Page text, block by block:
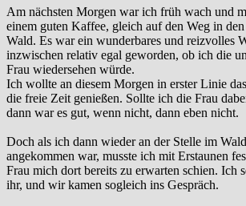
Am nächsten Morgen war ich früh wach und
einem guten Kaffee, gleich auf den Weg in
Wald. Es war ein wunderbares und reizvolles
inzwischen relativ egal geworden, ob ich die
Frau wiedersehen würde.
Ich wollte an diesem Morgen in erster Linie
die freie Zeit genießen. Sollte ich die Frau
dann war es gut, wenn nicht, dann eben nicht.
Doch als ich dann wieder an der Stelle im
angekommen war, musste ich mit Erstaunen
Frau mich dort bereits zu erwarten schien. Ich
ihr, und wir kamen sogleich ins Gespräch.